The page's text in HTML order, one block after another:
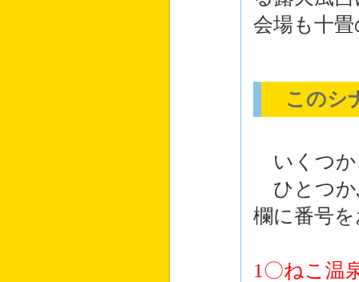
会場も十
このシ
いくつか
ひとつか
欄に番号
1〇ねこ温